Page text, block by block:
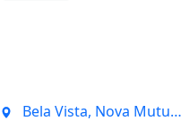
Bela Vista, Nova Mutum - MT